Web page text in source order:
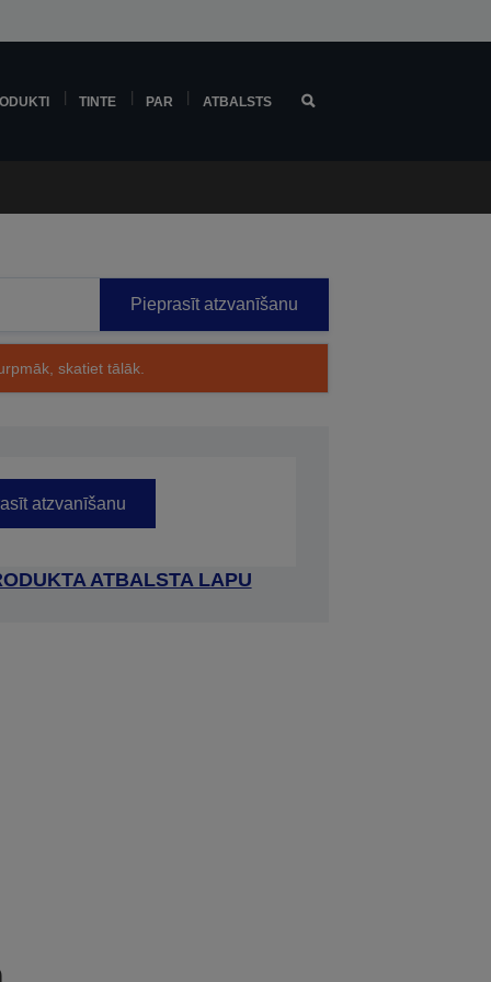
TINTE PAR ATBALSTS
Pieprasīt atzvanīšanu
skatiet tālāk.
atzvanīšanu
ATBALSTA LAPU